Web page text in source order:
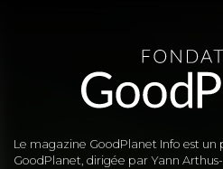
Le magazine GoodPlanet Info est
GoodPlanet, dirigée par Yann